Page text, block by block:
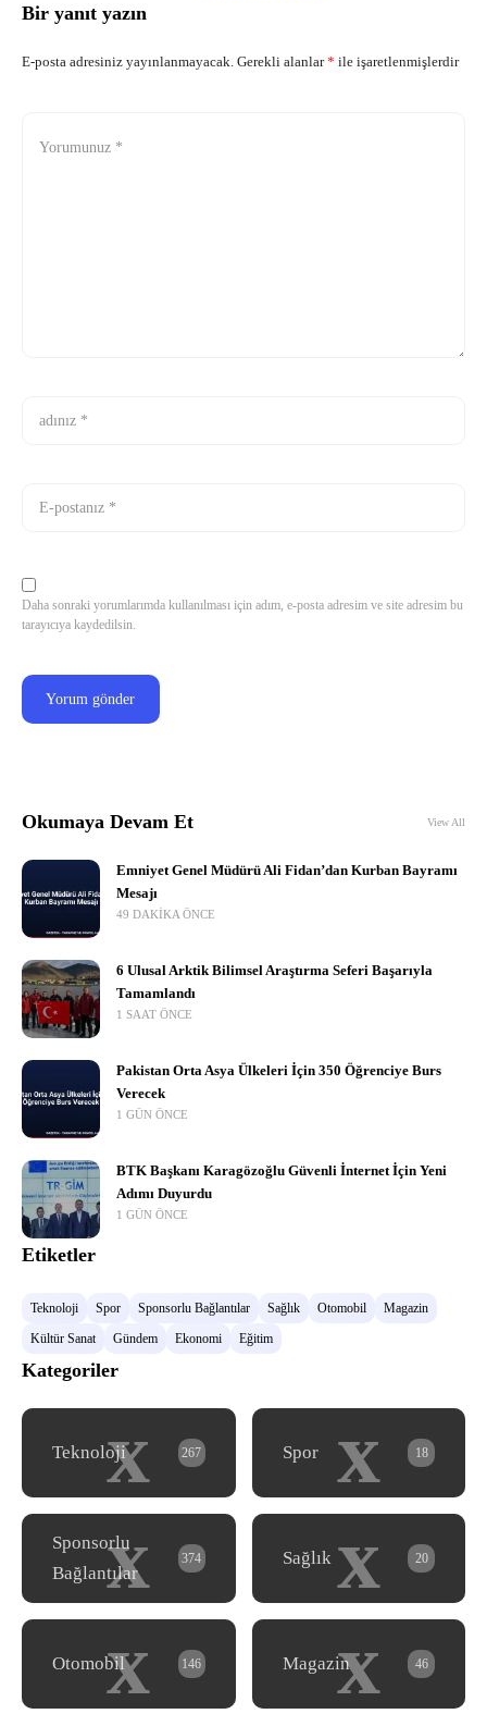
görevlere
Bir yanıt yazın
E-posta adresiniz yayınlanmayacak. Gerekli alanlar* ile işaretlenmişlerdir
Daha sonraki yorumlarımda kullanılması için adım, e-posta adresim ve site adresim bu
tarayıcıya kaydedilsin.
Okumaya Devam Et View All
Emniyet Genel Müdürü Ali Fidan’dan Kurban Bayramı
Mesajı
49 DAKIKA ÖNCE
6 Ulusal Arktik Bilimsel Araştırma Seferi Başarıyla
Tamamlandı
1 SAAT ÖNCE
Pakistan Orta Asya Ülkeleri İçin 350 Öğrenciye Burs
Verecek
1 GÜN ÖNCE
BTK Başkanı Karagözoğlu Güvenli İnternet İçin Yeni
Adımı Duyurdu
1 GÜN ÖNCE
Etiketler
Teknoloji Spor Sponsorlu Bağlantılar Sağlık Otomobil
Magazin
Kültür Sanat
Gündem Ekonomi Eğitim
Kategoriler
x
Teknoloji 267 x
Spor 18
x
Sponsorlu
Bağlantılar
374 x
Sağlık 20
x
Otomobil 146 x
Magazin 46